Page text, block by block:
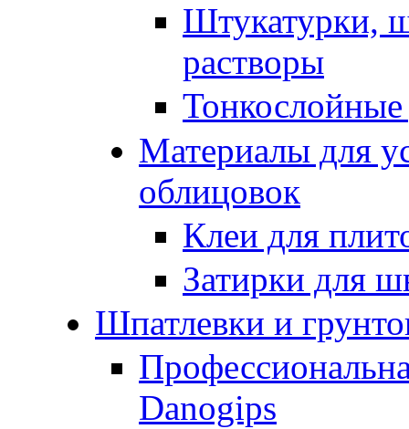
Штукатурки,
растворы
Материалы для
облицовок
Клеи для
Затирки для
Шпатлевки и
Danogips